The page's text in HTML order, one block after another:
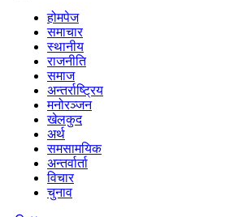
होमपेज
समाचार
स्थानीय
राजनीति
समाज
अन्तर्राष्ट्रिय
मनोरञ्जन
खेलकुद
अर्थ
समसामयिक
अन्तर्वार्ता
विचार
चुनाव